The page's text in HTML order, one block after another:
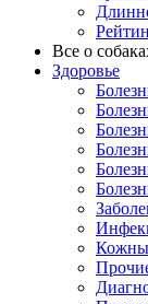
Все о
Здоровье